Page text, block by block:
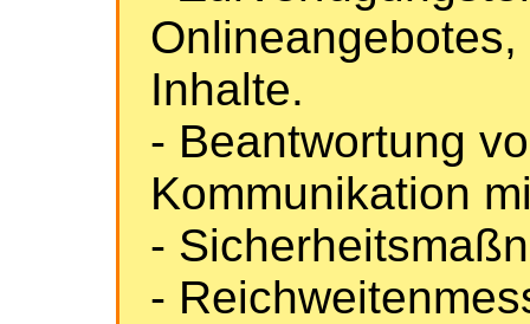
Inhalte.
- Beantwortung
Kommunikation
-
-